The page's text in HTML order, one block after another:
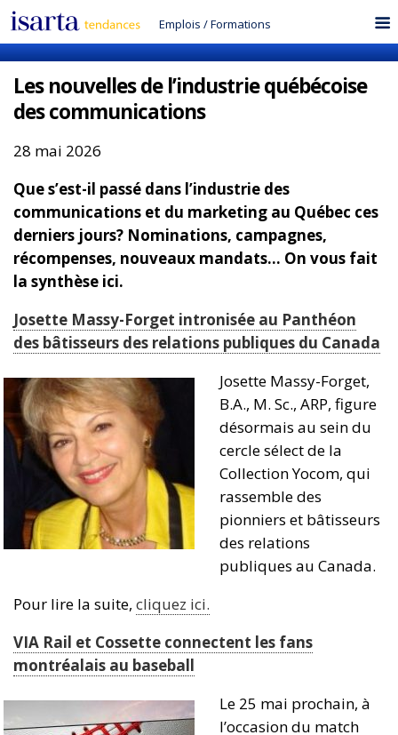
Emplois /Formations
Les nouvelles de l’industrie québécoise
des communications
28 mai 2026
Que s’est-il passé dans l’industrie des
communications et du marketing au Québec ces
derniers jours? Nominations, campagnes,
récompenses, nouveaux mandats… On vous fait
la synthèse ici.
Josette Massy-Forget intronisée au Panthéon
des bâtisseurs des relations publiques du Canada
Josette Massy-Forget,
B.A., M. Sc., ARP, figure
désormais au sein du
cercle sélect de la
Collection Yocom, qui
rassemble des
pionniers et bâtisseurs
des relations
publiques au Canada.
Pour lire la suite, cliquez ici.
VIA Rail et Cossette connectent les fans
montréalais au baseball
Le 25 mai prochain, à
l’occasion du match